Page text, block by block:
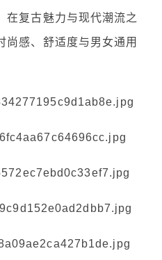
在复古魅力与现代潮流之
尚感、舒适度与男女通用